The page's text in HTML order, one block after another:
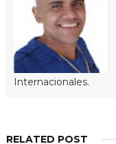
Internacionales.
RELATED POST